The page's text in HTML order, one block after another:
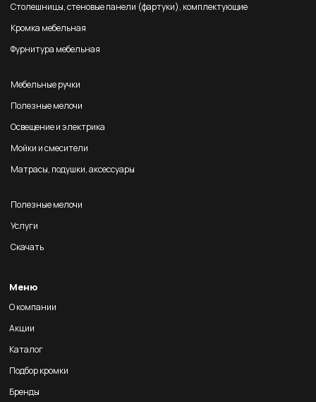
Столешницы, стеновые панели (фартуки), комплектующие
Кромка мебельная
Фурнитура мебельная
Мебельные ручки
Полезные мелочи
Освещение и электрика
Мойки и смесители
Матрасы, подушки, аксессуары
Полезные мелочи
Услуги
Скачать
Меню
О компании
Акции
Каталог
Подбор кромки
Бренды